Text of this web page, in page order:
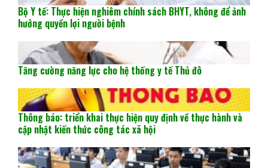
Bộ Y tế: Thực hiện nghiêm chính sách BHYT, không để ảnh
hưởng quyền lợi người bệnh
Tăng cường năng lực cho hệ thống y tế Thủ đô
Thông báo: triển khai thực hiện quy định về thực hành và
cập nhật kiến thức công tác xã hội